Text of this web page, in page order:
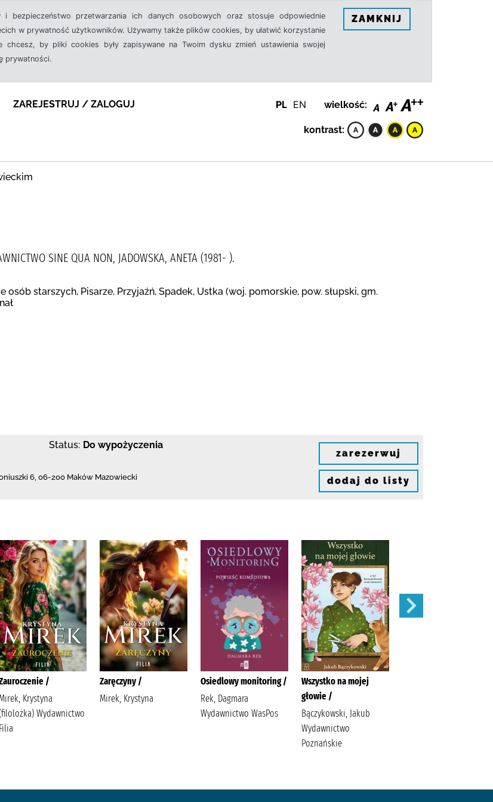
bezpieczeństwo przetwarzania ich danych osobowych oraz stosuje odpowiednie
w prywatność użytkowników. Używamy także plików cookies, by ułatwić korzystanie
by pliki cookies były zapisywane na Twoim dysku zmień ustawienia swojej
prywatności.
ZAMKNIJ
ZAREJESTRUJ / ZALOGUJ PL EN wielkość:
kontrast:
SINE QUA NON, JADOWSKA, ANETA (1981- ).
osób starszych, Pisarze, Przyjaźń, Spadek, Ustka (woj. pomorskie, pow. słupski, gm.
Status: Do wypożyczenia
6, 06-200 Maków Mazowiecki
zarezerwuj
dodaj do listy
/
Mirek, Krystyna
Wydawnictwo
Filia
Zaręczyny /
Mirek, Krystyna
Osiedlowy monitoring /
Rek, Dagmara
Wydawnictwo WasPos
Wszystko na mojej
głowie /
Bączykowski, Jakub
Wydawnictwo
Poznańskie